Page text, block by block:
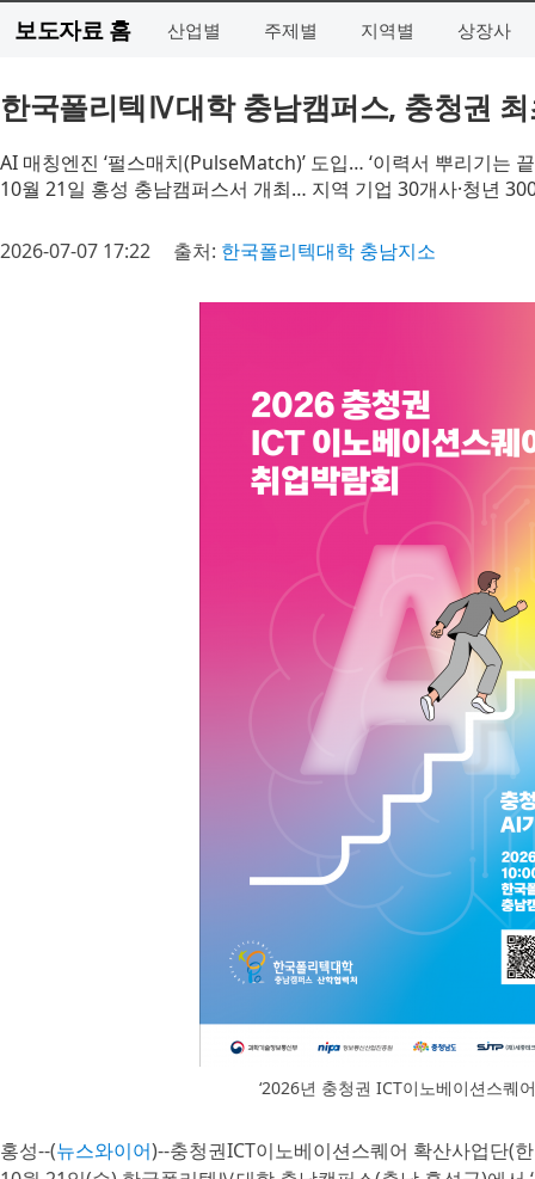
보도자료 홈 산업별 주제별 지역별 상장사
한국폴리텍Ⅳ대학 충남캠퍼스, 충청권 최
AI 매칭엔진 ‘펄스매치(PulseMatch)’ 도입… ‘이력서 뿌리기는
10월 21일 홍성 충남캠퍼스서 개최… 지역 기업 30개사·청년
2026-07-07 17:22 출처: 한국폴리텍대학 충남지소
‘2026년 충청권 ICT이노베이션스퀘
홍성--(뉴스와이어)--충청권ICT이노베이션스퀘어 확산사업단(